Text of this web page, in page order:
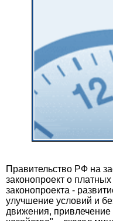
Правительство РФ на
законопроект о
законопроекта -
улучшение условий и
движения,